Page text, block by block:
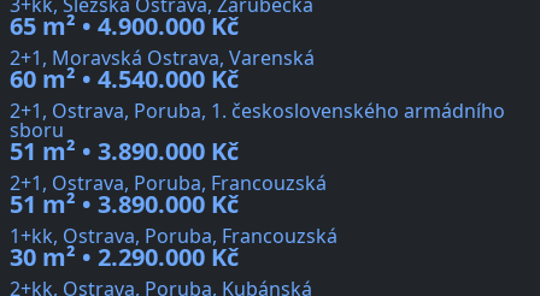
65 m² • 4.900.000 Kč
2+1, Moravská Ostrava, Varenská
60 m² • 4.540.000 Kč
2+1, Ostrava, Poruba, 1. československého armádního
sboru
51 m² • 3.890.000 Kč
2+1, Ostrava, Poruba, Francouzská
51 m² • 3.890.000 Kč
1+kk, Ostrava, Poruba, Francouzská
30 m² • 2.290.000 Kč
2+kk, Ostrava, Poruba, Kubánská